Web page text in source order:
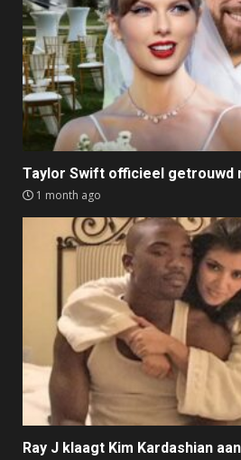
Taylor Swift officieel getrouwd
1 month ago
Ray J klaagt Kim Kardashian